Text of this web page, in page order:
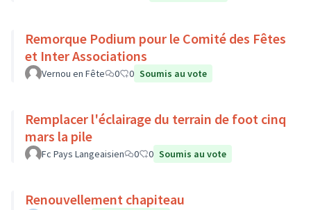
Remorque Podium pour le Comité des Fêtes
et Inter Associations
Vernou en Fête 0 0 Soumis au vote
Remplacer l'éclairage du terrain de foot cinq
mars la pile
Fc Pays Langeaisien 0 0 Soumis au vote
Renouvellement chapiteau